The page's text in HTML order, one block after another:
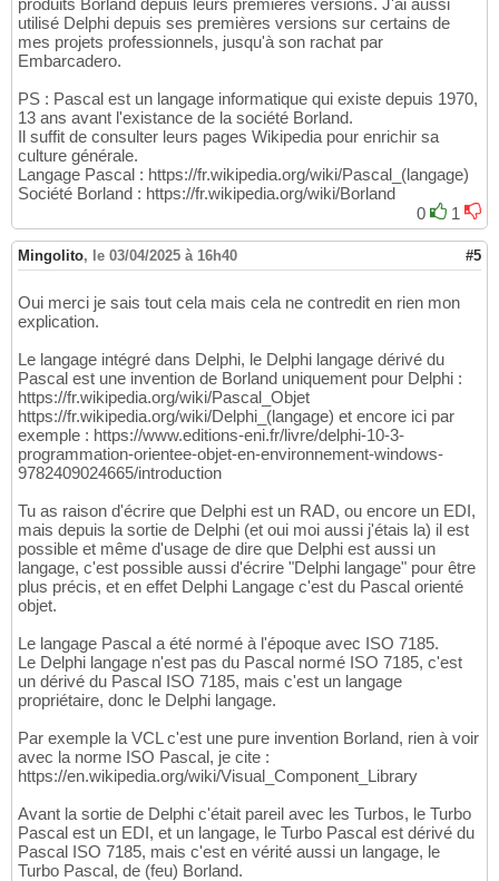
utilisé Delphi depuis ses premières versions sur certains de
mes projets professionnels, jusqu'à son rachat par
Embarcadero.
PS : Pascal est un langage informatique qui existe depuis 1970,
13 ans avant l'existance de la société Borland.
Il suffit de consulter leurs pages Wikipedia pour enrichir sa
culture générale.
Langage Pascal : https://fr.wikipedia.org/wiki/Pascal_(langage)
Société Borland : https://fr.wikipedia.org/wiki/Borland
0
1
Mingolito, le 03/04/2025 à 16h40 #5
Oui merci je sais tout cela mais cela ne contredit en rien mon
explication.
Le langage intégré dans Delphi, le Delphi langage dérivé du
Pascal est une invention de Borland uniquement pour Delphi :
https://fr.wikipedia.org/wiki/Pascal_Objet
https://fr.wikipedia.org/wiki/Delphi_(langage) et encore ici par
exemple : https://www.editions-eni.fr/livre/delphi-10-3-
programmation-orientee-objet-en-environnement-windows-
9782409024665/introduction
Tu as raison d'écrire que Delphi est un RAD, ou encore un EDI,
mais depuis la sortie de Delphi (et oui moi aussi j'étais la) il est
possible et même d'usage de dire que Delphi est aussi un
langage, c'est possible aussi d'écrire "Delphi langage" pour être
plus précis, et en effet Delphi Langage c'est du Pascal orienté
objet.
Le langage Pascal a été normé à l'époque avec ISO 7185.
Le Delphi langage n'est pas du Pascal normé ISO 7185, c'est
un dérivé du Pascal ISO 7185, mais c'est un langage
propriétaire, donc le Delphi langage.
Par exemple la VCL c'est une pure invention Borland, rien à voir
avec la norme ISO Pascal, je cite :
https://en.wikipedia.org/wiki/Visual_Component_Library
Avant la sortie de Delphi c'était pareil avec les Turbos, le Turbo
Pascal est un EDI, et un langage, le Turbo Pascal est dérivé du
Pascal ISO 7185, mais c'est en vérité aussi un langage, le
Turbo Pascal, de (feu) Borland.